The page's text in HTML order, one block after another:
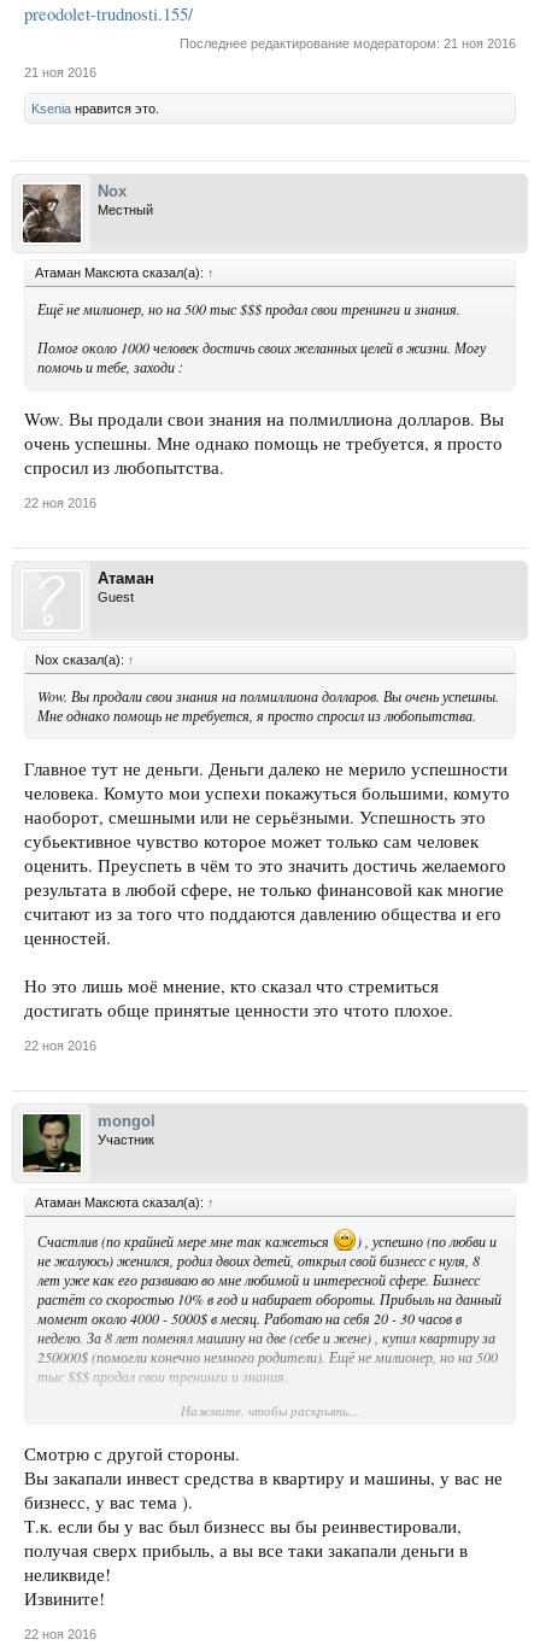
preodolet-trudnosti.155/
Последнее редактирование модератором: 21 ноя 2016
21 ноя 2016
Ksenia нравится это.
Nox
Местный
Атаман Максюта сказал(а): ↑
Ещё не милионер, но на 500 тыс $$$ продал свои тренинги и знания.
Помог около 1000 человек достичь своих желанных целей в жизни. Могу
помочь и тебе, заходи :
Wow. Вы продали свои знания на полмиллиона долларов. Вы
очень успешны. Мне однако помощь не требуется, я просто
спросил из любопытства.
22 ноя 2016
Атаман
Guest
Nox сказал(а): ↑
Wow. Вы продали свои знания на полмиллиона долларов. Вы очень успешны.
Мне однако помощь не требуется, я просто спросил из любопытства.
Главное тут не деньги. Деньги далеко не мерило успешности
человека. Комуто мои успехи покажуться большими, комуто
наоборот, смешными или не серьёзными. Успешность это
субьективное чувство которое может только сам человек
оценить. Преуспеть в чём то это значить достичь желаемого
результата в любой сфере, не только финансовой как многие
считают из за того что поддаются давлению общества и его
ценностей.
Но это лишь моё мнение, кто сказал что стремиться
достигать обще принятые ценности это чтото плохое.
22 ноя 2016
mongol
Участник
Атаман Максюта сказал(а): ↑
Счастлив (по крайней мере мне так кажеться
) , успешно (по любви и
не жалуюсь) женился, родил двоих детей, открыл свой бизнесс с нуля, 8
лет уже как его развиваю во мне любимой и интересной сфере. Бизнесс
растёт со скоростью 10% в год и набирает обороты. Прибыль на данный
момент около 4000 - 5000$ в месяц. Работаю на себя 20 - 30 часов в
неделю. За 8 лет поменял машину на две (себе и жене) , купил квартиру за
250000$ (помогли конечно немного родители). Ещё не милионер, но на 500
тыс $$$ продал свои тренинги и знания.
Помог около 1000 человек достичь своих желанных целей в жизни. Могу
http://forum.progressman.ru/index.p...et-v-zhizni-pomogaju-preodolet-
Нажмите, чтобы раскрыть...
Смотрю с другой стороны.
Вы закапали инвест средства в квартиру и машины, у вас не
бизнесс, у вас тема ).
Т.к. если бы у вас был бизнесс вы бы реинвестировали,
получая сверх прибыль, а вы все таки закапали деньги в
неликвиде!
Извините!
22 ноя 2016